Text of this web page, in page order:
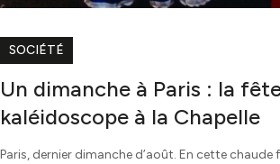
SOCIÉTÉ
Un dimanche à Paris : la
kaléidoscope à la Chapelle
Paris, dernier dimanche d’août. En cette chaude